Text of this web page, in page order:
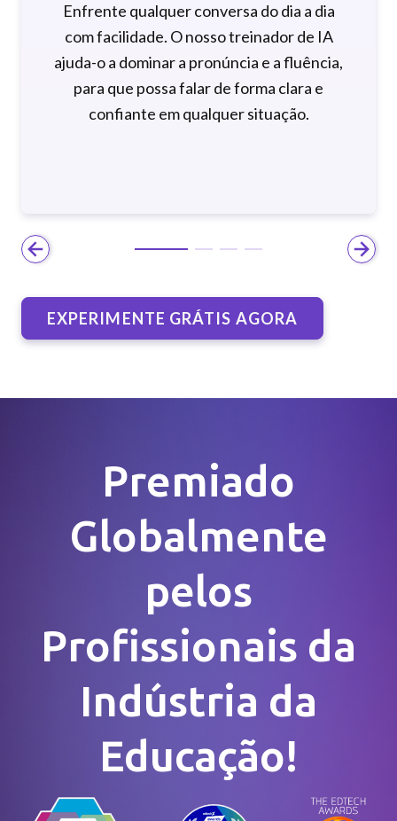
difícil
A Langly é a melhor forma de aprender
inglês. A nossa IA adapta-se ao seu estilo
de aprendizagem único, dando-lhe
EXPERIMENTE GRÁTIS AGORA
Premiado
Globalmente
pelos
Profissionais da
Indústria da
Educação!